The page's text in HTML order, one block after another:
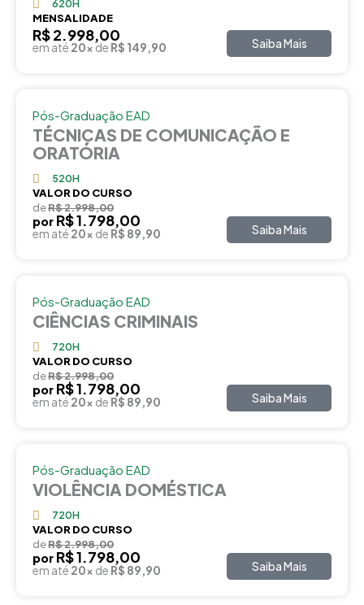
620H
MENSALIDADE
R$ 2.998,00
em até 20xde R$ 149,90 Saiba Mais
Pós-Graduação EAD
TÉCNICAS DE COMUNICAÇÃO E
ORATÓRIA
520H
VALOR DO CURSO
deR$ 2.998,00
por R$ 1.798,00
em até 20x de R$ 89,90 Saiba Mais
Pós-Graduação EAD
CIÊNCIAS CRIMINAIS
720H
VALOR DO CURSO
deR$ 2.998,00
por R$ 1.798,00
em até 20x de R$ 89,90 Saiba Mais
Pós-Graduação EAD
VIOLÊNCIA DOMÉSTICA
720H
VALOR DO CURSO
deR$ 2.998,00
por R$ 1.798,00
em até 20x de R$ 89,90 Saiba Mais